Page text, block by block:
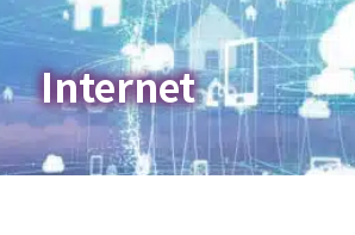
AI（例如ChatGPT等)
網絡犯罪
緩解
Internet